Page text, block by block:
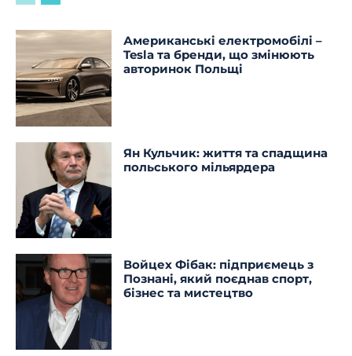
Американські електромобілі –
Tesla та бренди, що змінюють
авторинок Польщі
Ян Кульчик: життя та спадщина
польського мільярдера
Войцех Фібак: підприємець з
Познані, який поєднав спорт,
бізнес та мистецтво